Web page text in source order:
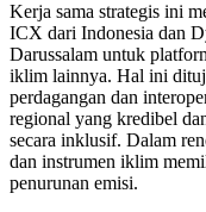
Kerja sama strategis ini
ICX dari Indonesia dan
Darussalam untuk
iklim lainnya. Hal ini
perdagangan dan
regional yang kredibel
secara inklusif. Dalam
dan instrumen iklim
penurunan emisi.